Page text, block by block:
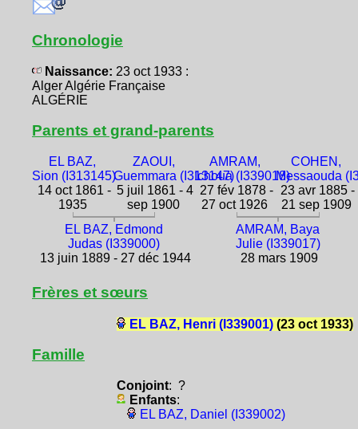
Chronologie
Naissance: 23 oct 1933 :
Alger Algérie Française
ALGÉRIE
Parents et grand-parents
EL BAZ,
Sion (I313145)
14 oct 1861 -
1935
ZAOUI,
Guemmara (I313147)
5 juil 1861 - 4
sep 1900
AMRAM,
Ichoua (I339018)
27 fév 1878 -
27 oct 1926
COHEN,
Messaouda
23 avr 1885 -
21 sep 1909
EL BAZ, Edmond
Judas (I339000)
13 juin 1889 - 27 déc 1944
AMRAM, Baya
Julie (I339017)
28 mars 1909
Frères et sœurs
EL BAZ, Henri (I339001)(23 oct 1933)
Famille
Conjoint: ?
Enfants:
EL BAZ, Daniel (I339002)